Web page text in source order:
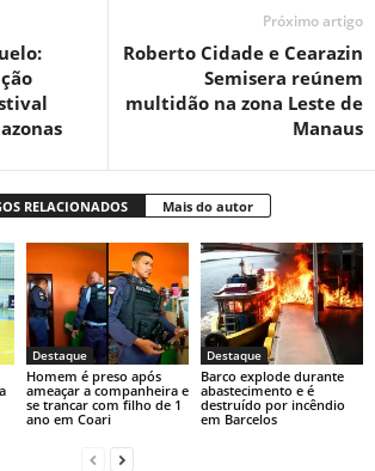
Próximo artigo
Roberto Cidade e Cearazin
Semisera reúnem
multidão na zona Leste de
Manaus
RELACIONADOS Mais do autor
Destaque
Homem é preso após
ameaçar a companheira e
se trancar com filho de 1
ano em Coari
Destaque
Barco explode durante
abastecimento e é
destruído por incêndio
em Barcelos